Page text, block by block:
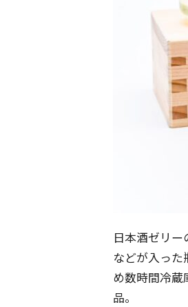
日本酒ゼリ
などが入っ
め数時間冷
品。